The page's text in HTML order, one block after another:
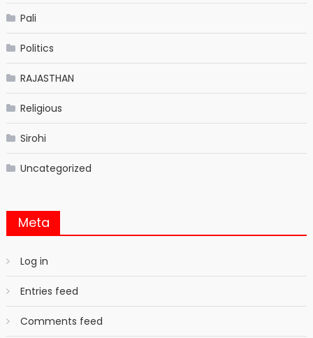
Pali
Politics
RAJASTHAN
Religious
Sirohi
Uncategorized
Meta
Log in
Entries feed
Comments feed